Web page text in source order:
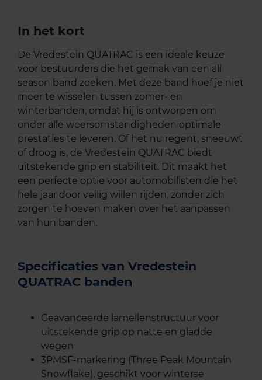
In het kort
De Vredestein QUATRAC is een ideale keuze
voor bestuurders die het gemak van een all
season band zoeken. Met deze band hoef je niet
meer te wisselen tussen zomer- en
winterbanden, omdat hij is ontworpen om
onder alle weersomstandigheden optimale
prestaties te leveren. Of het nu regent, sneeuwt
of droog is, de Vredestein QUATRAC biedt
uitstekende grip en stabiliteit. Dit maakt het
een perfecte optie voor automobilisten die het
hele jaar door veilig willen rijden, zonder zich
zorgen te hoeven maken over het aanpassen
van hun banden.
Specificaties van Vredestein
QUATRAC banden
Geavanceerde lamellenstructuur voor
uitstekende grip op natte en gladde
wegen
3PMSF-markering (Three Peak Mountain
Snowflake), geschikt voor winterse